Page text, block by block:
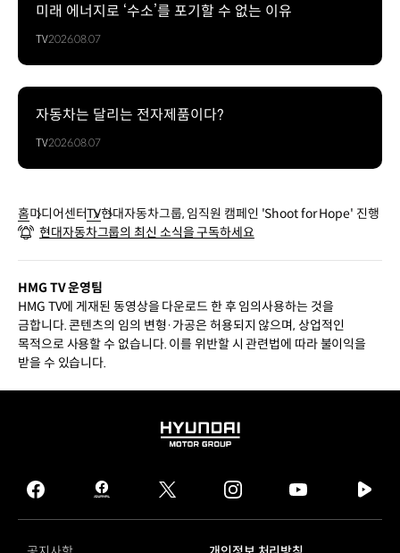
미래 에너지로 ‘수소’를 포기할 수 없는 이유
TV2026.08.07
자동차는 달리는 전자제품이다?
TV2026.08.07
홈미디어센터TV현대자동차그룹, 임직원 캠페인 'Shoot for Hope' 진행
현대자동차그룹의 최신 소식을 구독하세요
HMG TV 운영팀
HMG TV에 게재된 동영상을 다운로드 한 후 임의사용하는 것을
금합니다. 콘텐츠의 임의 변형·가공은 허용되지 않으며, 상업적인
목적으로 사용할 수 없습니다. 이를 위반할 시 관련법에 따라 불이익을
받을 수 있습니다.
HYUNDAI
GROUP
facebook
hmg
journal
twitter instagram
tv